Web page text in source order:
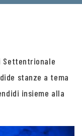
Settentrionale
stanze a tema
insieme alla